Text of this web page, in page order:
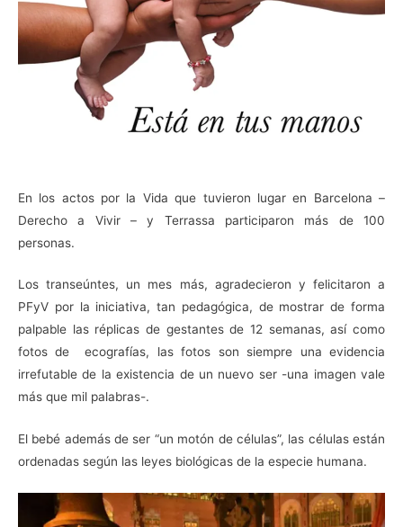
En los actos por la Vida que tuvieron lugar en Barcelona –
Derecho a Vivir – y Terrassa participaron más de 100
personas.
Los transeúntes, un mes más, agradecieron y felicitaron a
PFyV por la iniciativa, tan pedagógica, de mostrar de forma
palpable las réplicas de gestantes de 12 semanas, así como
fotos de ecografías, las fotos son siempre una evidencia
irrefutable de la existencia de un nuevo ser -una imagen vale
más que mil palabras-.
El bebé además de ser “un motón de células”, las células están
ordenadas según las leyes biológicas de la especie humana.